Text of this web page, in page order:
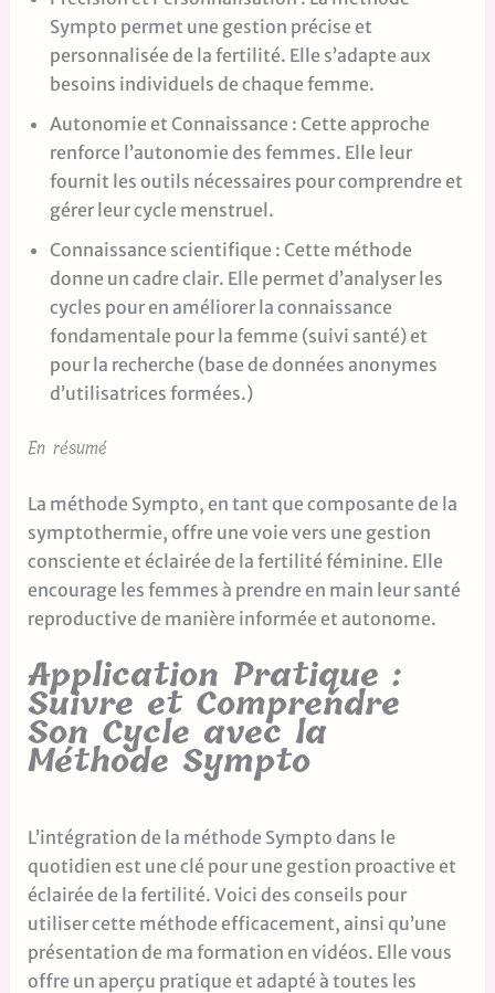
Sympto permet une gestion précise et
personnalisée de la fertilité. Elle s’adapte aux
besoins individuels de chaque femme.
Autonomie et Connaissance : Cette approche
renforce l’autonomie des femmes. Elle leur
fournit les outils nécessaires pour comprendre et
gérer leur cycle menstruel.
Connaissance scientifique : Cette méthode
donne un cadre clair. Elle permet d’analyser les
cycles pour en améliorer la connaissance
fondamentale pour la femme (suivi santé) et
pour la recherche (base de données anonymes
d’utilisatrices formées.)
En résumé
La méthode Sympto, en tant que composante de la
symptothermie, offre une voie vers une gestion
consciente et éclairée de la fertilité féminine. Elle
encourage les femmes à prendre en main leur santé
reproductive de manière informée et autonome.
Application Pratique :
Suivre et Comprendre
Son Cycle avec la
Méthode Sympto
L’intégration de la méthode Sympto dans le
quotidien est une clé pour une gestion proactive et
éclairée de la fertilité. Voici des conseils pour
utiliser cette méthode efficacement, ainsi qu’une
présentation de ma formation en vidéos. Elle vous
offre un aperçu pratique et adapté à toutes les